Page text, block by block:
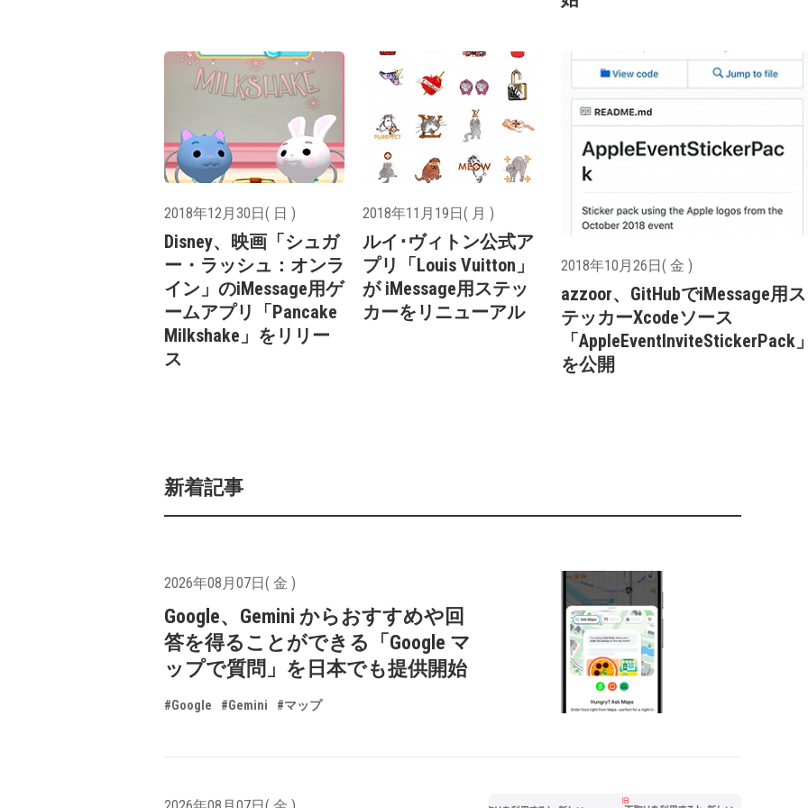
2018年12月30日( 日 )
Disney、映画「シュガ
ー・ラッシュ：オンラ
イン」のiMessage用ゲ
ームアプリ「Pancake
Milkshake」をリリー
ス
2018年11月19日( 月 )
ルイ･ヴィトン公式ア
プリ「Louis Vuitton」
が iMessage用ステッ
カーをリニューアル
2018年10月26日( 金 )
azzoor、GitHubでiMessage用ス
テッカーXcodeソース
「AppleEventInviteStickerPack
を公開
新着記事
2026年08月07日( 金 )
Google、Gemini からおすすめや回
答を得ることができる「Google マ
ップで質問」を日本でも提供開始
#Google #Gemini #マップ